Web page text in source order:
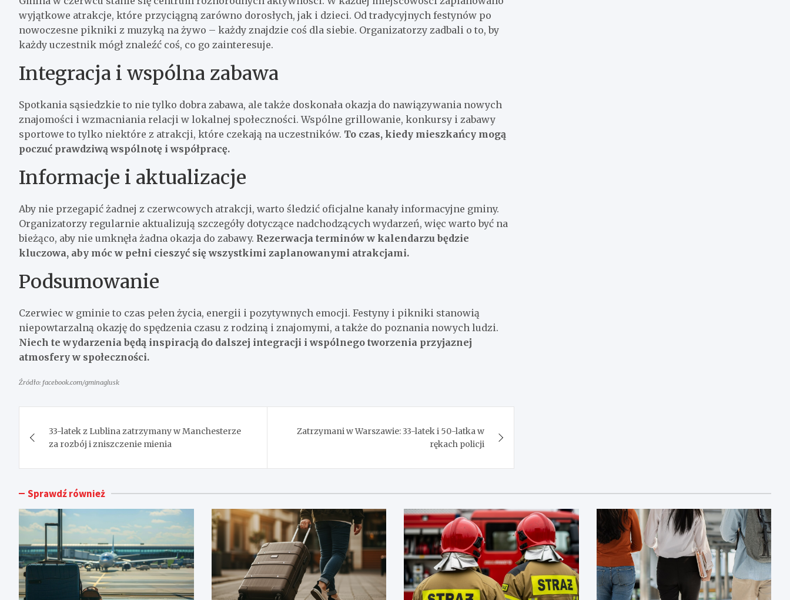
wyjątkowe atrakcje, które przyciągną zarówno dorosłych, jak i dzieci. Od tradycyjnych festynów po
nowoczesne pikniki z muzyką na żywo – każdy znajdzie coś dla siebie. Organizatorzy zadbali o to, by
każdy uczestnik mógł znaleźć coś, co go zainteresuje.
Integracja i wspólna zabawa
Spotkania sąsiedzkie to nie tylko dobra zabawa, ale także doskonała okazja do nawiązywania nowych
znajomości i wzmacniania relacji w lokalnej społeczności. Wspólne grillowanie, konkursy i zabawy
sportowe to tylko niektóre z atrakcji, które czekają na uczestników. To czas, kiedy mieszkańcy mogą
poczuć prawdziwą wspólnotę i współpracę.
Informacje i aktualizacje
Aby nie przegapić żadnej z czerwcowych atrakcji, warto śledzić oficjalne kanały informacyjne gminy.
Organizatorzy regularnie aktualizują szczegóły dotyczące nadchodzących wydarzeń, więc warto być na
bieżąco, aby nie umknęła żadna okazja do zabawy. Rezerwacja terminów w kalendarzu będzie
kluczowa, aby móc w pełni cieszyć się wszystkimi zaplanowanymi atrakcjami.
Podsumowanie
Czerwiec w gminie to czas pełen życia, energii i pozytywnych emocji. Festyny i pikniki stanowią
niepowtarzalną okazję do spędzenia czasu z rodziną i znajomymi, a także do poznania nowych ludzi.
Niech te wydarzenia będą inspiracją do dalszej integracji i wspólnego tworzenia przyjaznej
atmosfery w społeczności.
Źródło: facebook.com/gminaglusk
wpisu
33-latek z Lublina zatrzymany w Manchesterze
za rozbój i zniszczenie mienia
Zatrzymani w Warszawie: 33-latek i 50-latka w
rękach policji
Sprawdź również